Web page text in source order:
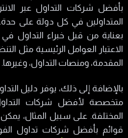
بأفضل شركات التداول عبر
المتداولين في كل دولة على
بعناية من قبل خبراء التداول
الاعتبار العوامل الرئيسية مثل
المقدمة، ومنصات التداول، وغيرها.
بالإضافة إلى ذلك، يوفر دليل
متخصصة لأفضل شركات
المختلفة. على سبيل المثال،
قوائم بأفضل شركات تداول